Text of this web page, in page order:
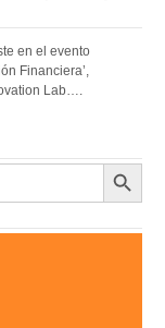
en el evento
Financiera’,
Lab….
Botón de búsqueda